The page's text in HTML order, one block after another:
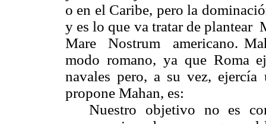
o en el Caribe, pero la
y es lo que va tratar de
Mare Nostrum americano.
modo romano, ya que Roma
navales pero, a su vez,
propone Mahan, es:
Nuestro objetivo no es